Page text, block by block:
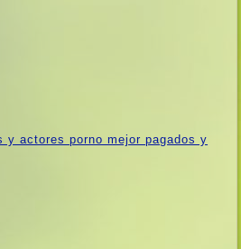
y actores porno mejor pagados y